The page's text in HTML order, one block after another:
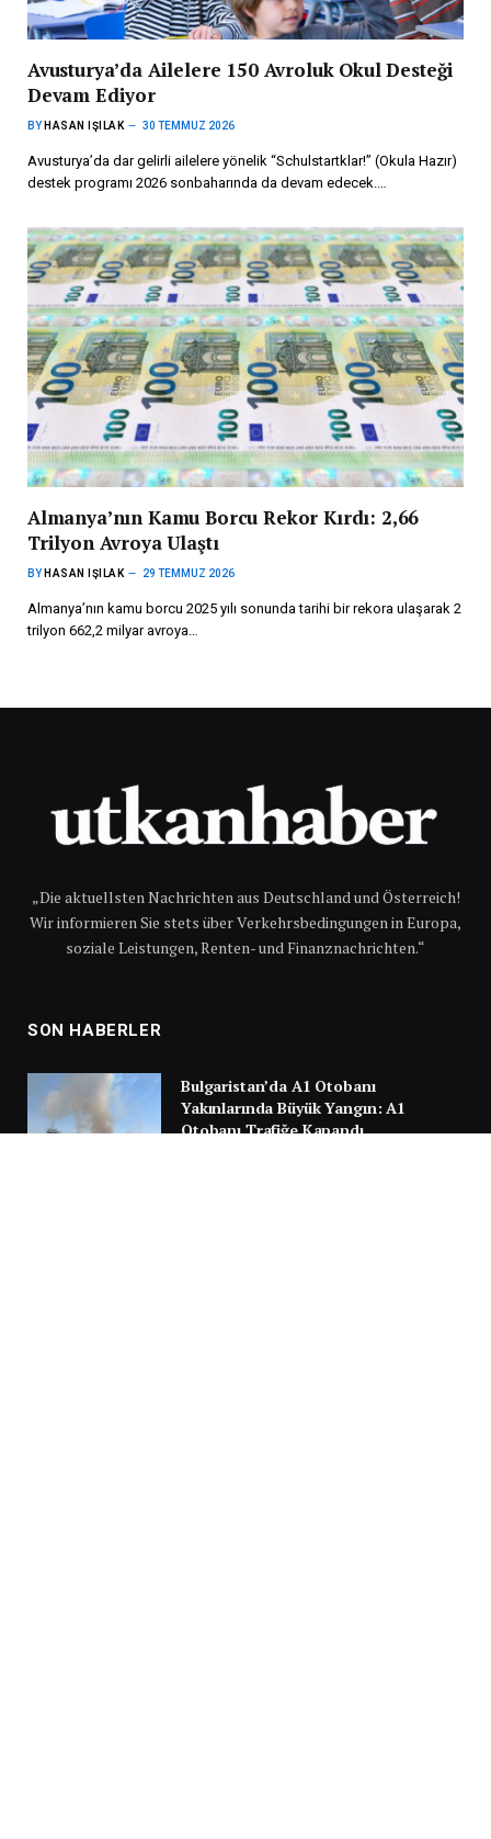
Avusturya’da Ailelere 150 Avroluk Okul Desteği
Devam Ediyor
BY HASAN IŞILAK 30 TEMMUZ 2026
Avusturya’da dar gelirli ailelere yönelik “Schulstartklar!” (Okula Hazır)
destek programı 2026 sonbaharında da devam edecek.…
Almanya’nın Kamu Borcu Rekor Kırdı: 2,66
Trilyon Avroya Ulaştı
BY HASAN IŞILAK 29 TEMMUZ 2026
Almanya’nın kamu borcu 2025 yılı sonunda tarihi bir rekora ulaşarak 2
trilyon 662,2 milyar avroya…
„Die aktuellsten Nachrichten aus Deutschland und Österreich!
Wir informieren Sie stets über Verkehrsbedingungen in Europa,
soziale Leistungen, Renten- und Finanznachrichten.“
SON HABERLER
Bulgaristan’da A1 Otobanı
Yakınlarında Büyük Yangın: A1
Otobanı Trafiğe Kapandı